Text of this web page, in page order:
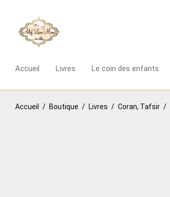
Accueil Livres Le coin des enfants
Accueil / Boutique / Livres / Coran, Tafsir /